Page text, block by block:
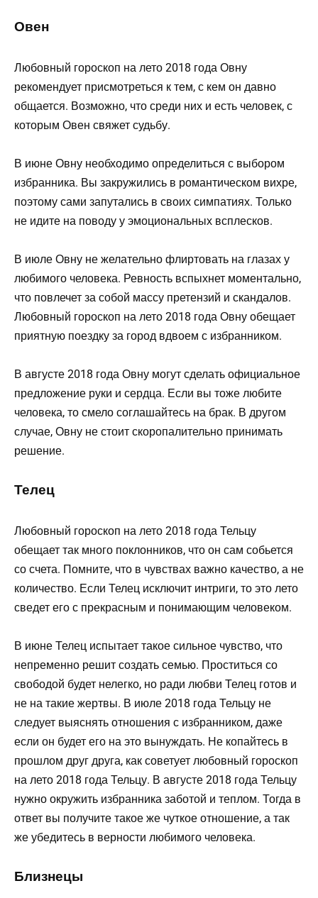
Овен
Любовный гороскоп на лето 2018 года Овну
рекомендует присмотреться к тем, с кем он давно
общается. Возможно, что среди них и есть человек, с
которым Овен свяжет судьбу.
В июне Овну необходимо определиться с выбором
избранника. Вы закружились в романтическом вихре,
поэтому сами запутались в своих симпатиях. Только
не идите на поводу у эмоциональных всплесков.
В июле Овну не желательно флиртовать на глазах у
любимого человека. Ревность вспыхнет моментально,
что повлечет за собой массу претензий и скандалов.
Любовный гороскоп на лето 2018 года Овну обещает
приятную поездку за город вдвоем с избранником.
В августе 2018 года Овну могут сделать официальное
предложение руки и сердца. Если вы тоже любите
человека, то смело соглашайтесь на брак. В другом
случае, Овну не стоит скоропалительно принимать
решение.
Телец
Любовный гороскоп на лето 2018 года Тельцу
обещает так много поклонников, что он сам собьется
со счета. Помните, что в чувствах важно качество, а не
количество. Если Телец исключит интриги, то это лето
сведет его с прекрасным и понимающим человеком.
В июне Телец испытает такое сильное чувство, что
непременно решит создать семью. Проститься со
свободой будет нелегко, но ради любви Телец готов и
не на такие жертвы. В июле 2018 года Тельцу не
следует выяснять отношения с избранником, даже
если он будет его на это вынуждать. Не копайтесь в
прошлом друг друга, как советует любовный гороскоп
на лето 2018 года Тельцу. В августе 2018 года Тельцу
нужно окружить избранника заботой и теплом. Тогда в
ответ вы получите такое же чуткое отношение, а так
же убедитесь в верности любимого человека.
Близнецы